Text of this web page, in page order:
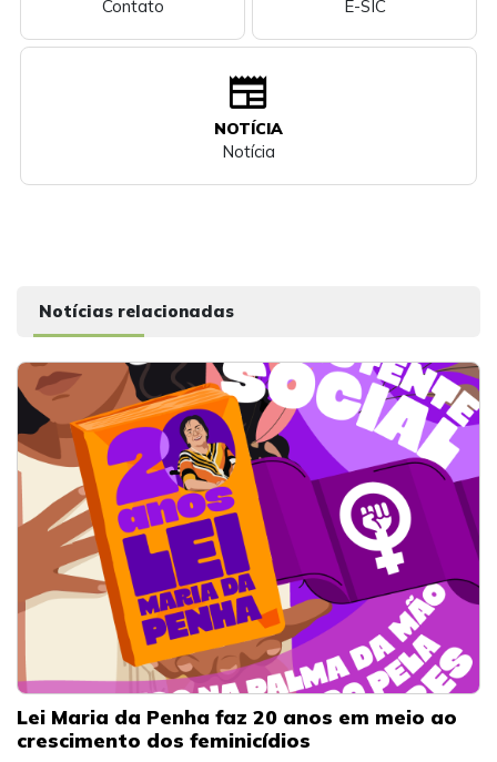
Contato E-SIC
newspaper
NOTÍCIA
Notícia
Notícias relacionadas
Lei Maria da Penha faz 20 anos em meio ao
crescimento dos feminicídios